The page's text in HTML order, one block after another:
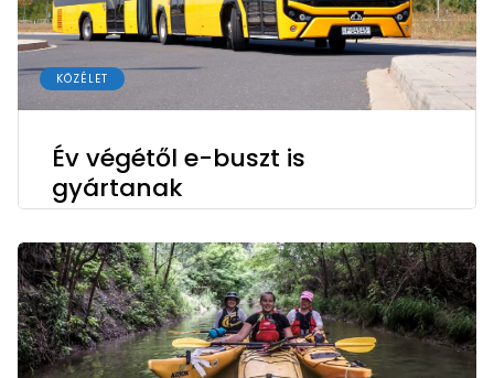
KÖZÉLET
Év végétől e-buszt is
gyártanak